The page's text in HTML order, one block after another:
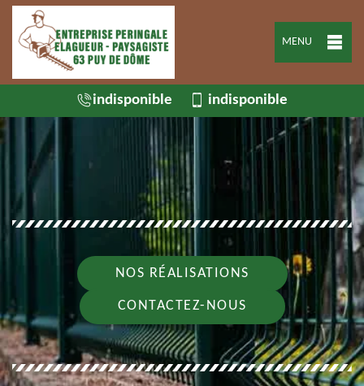
MENU
indisponible indisponible
NOS RÉALISATIONS
CONTACTEZ-NOUS